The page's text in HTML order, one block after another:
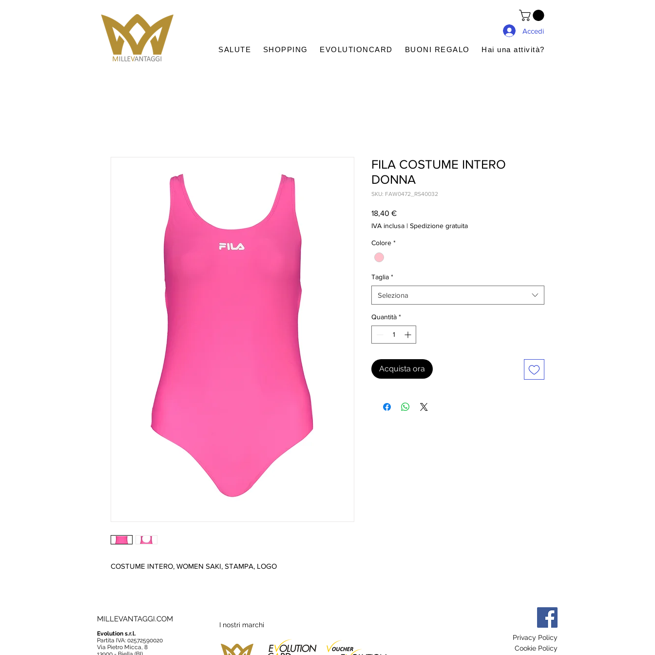
Accedi
SALUTE SHOPPING EVOLUTIONCARD BUONI REGALO Hai una attività?
COSTUME INTERO, WOMEN SAKI, STAMPA, LOGO
FILA COSTUME INTERO
DONNA
SKU: FAW0472_RS40032
18,40 €Prezzo
IVA inclusa | Spedizione gratuita
Colore *
Taglia *
Seleziona
Quantità *
Acquista ora
MILLEVANTAGGI.COM
Evolution s.r.l.
Partita IVA: 02572590020
Via Pietro Micca, 8
I nostri marchi
Privacy Policy
Cookie Policy